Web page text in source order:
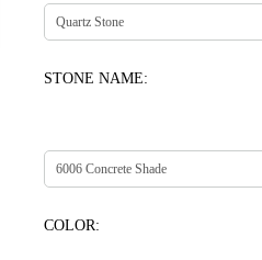
STONE NAME:
COLOR: